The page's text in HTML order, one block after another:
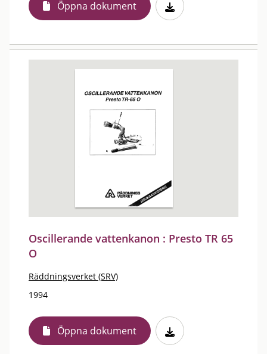
Öppna dokument
Oscillerande vattenkanon : Presto TR 65
O
Räddningsverket (SRV)
1994
Öppna dokument